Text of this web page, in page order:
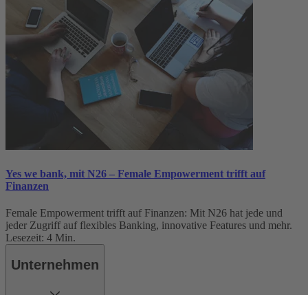
Yes we bank, mit N26 – Female Empowerment trifft auf
Finanzen
Female Empowerment trifft auf Finanzen: Mit N26 hat jede und
jeder Zugriff auf flexibles Banking, innovative Features und mehr.
Lesezeit: 4 Min.
Unternehmen